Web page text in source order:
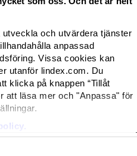
och utvärdera tjänster
anpassad
Vissa cookies kan
utanför lindex.com. Du
klicka på knappen “Tillåt
att läsa mer och "Anpassa" för
kliv - lanserar second hand